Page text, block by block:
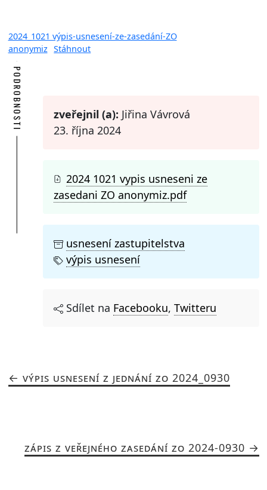
2024_1021 výpis-usnesení-ze-zasedání-ZO
anonymiz Stáhnout
PODROBNOSTI zveřejnil (a): Jiřina Vávrová
23. října 2024
2024 1021 vypis usneseni ze
zasedani ZO anonymiz.pdf
usnesení zastupitelstva
výpis usnesení
Sdílet na Facebooku, Twitteru
VÝPIS USNESENÍ Z JEDNÁNÍ ZO 2024_0930
ZÁPIS Z VEŘEJNÉHO ZASEDÁNÍ ZO 2024-0930